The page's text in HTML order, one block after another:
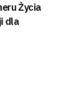
Życia
dla